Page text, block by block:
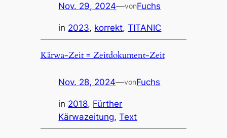
Nov. 29, 2024—vonFuchs
in 2023, korrekt, TITANIC
Kärwa-Zeit = Zeitdokument-Zeit
Nov. 28, 2024—vonFuchs
in 2018, Fürther
Kärwazeitung, Text